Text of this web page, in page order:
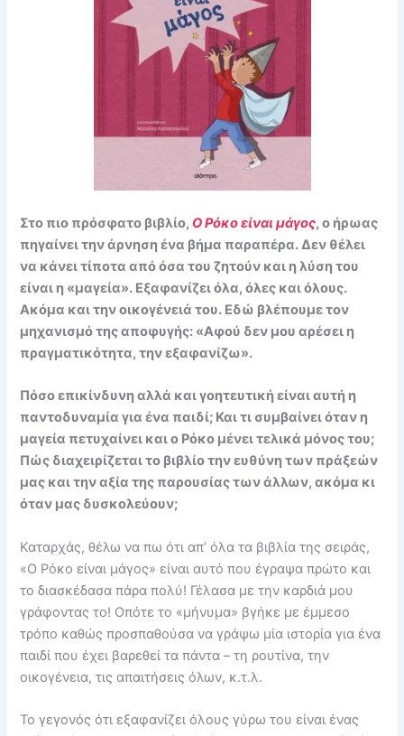
Στο πιο πρόσφατο βιβλίο, Ο Ρόκο είναι μάγος, ο ήρωας
πηγαίνει την άρνηση ένα βήμα παραπέρα. Δεν θέλει
να κάνει τίποτα από όσα του ζητούν και η λύση του
είναι η «μαγεία». Εξαφανίζει όλα, όλες και όλους.
Ακόμα και την οικογένειά του. Εδώ βλέπουμε τον
μηχανισμό της αποφυγής: «Αφού δεν μου αρέσει η
πραγματικότητα, την εξαφανίζω».
Πόσο επικίνδυνη αλλά και γοητευτική είναι αυτή η
παντοδυναμία για ένα παιδί; Και τι συμβαίνει όταν η
μαγεία πετυχαίνει και ο Ρόκο μένει τελικά μόνος του;
Πώς διαχειρίζεται το βιβλίο την ευθύνη των πράξεών
μας και την αξία της παρουσίας των άλλων, ακόμα κι
όταν μας δυσκολεύουν;
Καταρχάς, θέλω να πω ότι απ’ όλα τα βιβλία της σειράς,
«Ο Ρόκο είναι μάγος» είναι αυτό που έγραψα πρώτο και
το διασκέδασα πάρα πολύ! Γέλασα με την καρδιά μου
γράφοντας το! Οπότε το «μήνυμα» βγήκε με έμμεσο
τρόπο καθώς προσπαθούσα να γράψω μία ιστορία για ένα
παιδί που έχει βαρεθεί τα πάντα – τη ρουτίνα, την
οικογένεια, τις απαιτήσεις όλων, κ.τ.λ.
Το γεγονός ότι εξαφανίζει όλους γύρω του είναι ένας